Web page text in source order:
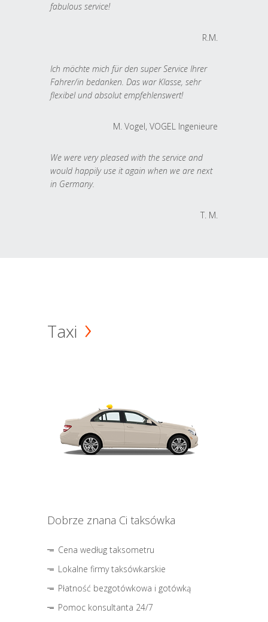
fabulous service!
R.M.
Ich möchte mich für den super Service Ihrer
Fahrer/in bedanken. Das war Klasse, sehr
flexibel und absolut empfehlenswert!
M. Vogel, VOGEL Ingenieure
We were very pleased with the service and
would happily use it again when we are next
in Germany.
T. M.
Taxi
Dobrze znana Ci taksówka
Cena według taksometru
Lokalne firmy taksówkarskie
Płatność bezgotówkowa i gotówką
Pomoc konsultanta 24/7